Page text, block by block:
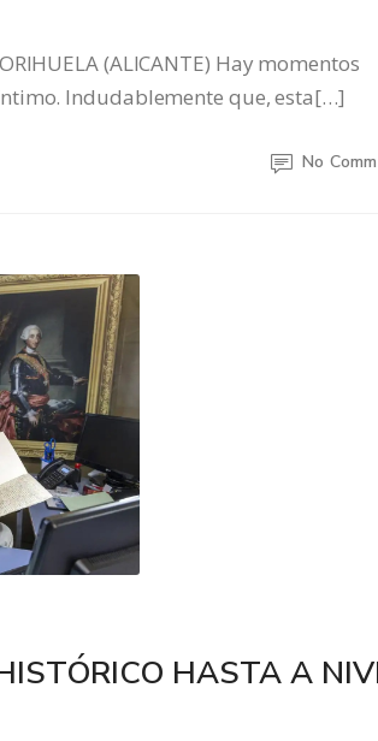
(ALICANTE) Hay momentos
Indudablemente que, esta[…]
No
HASTA A